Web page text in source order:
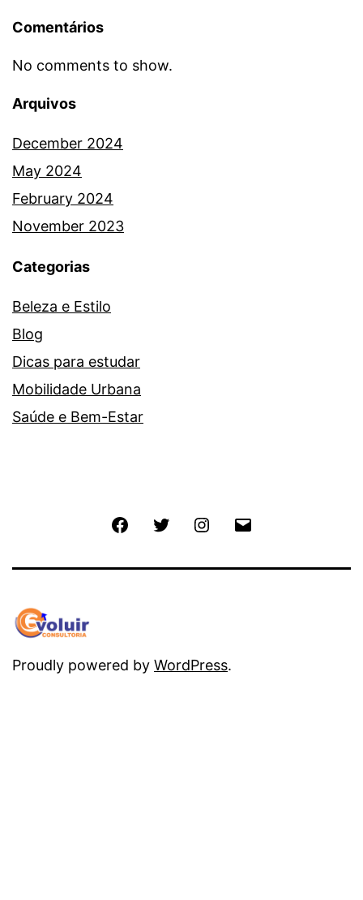
Comentários
No comments to show.
Arquivos
December 2024
May 2024
February 2024
November 2023
Categorias
Beleza e Estilo
Blog
Dicas para estudar
Mobilidade Urbana
Saúde e Bem-Estar
FacebookTwitter Instagram
Proudly powered by WordPress.